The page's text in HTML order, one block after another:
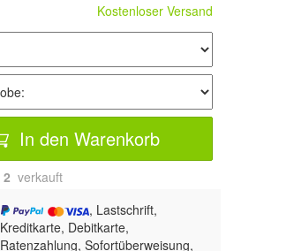
Kostenloser Versand
In den Warenkorb
2 verkauft
, Lastschrift,
Kreditkarte, Debitkarte,
Ratenzahlung, Sofortüberweisung,